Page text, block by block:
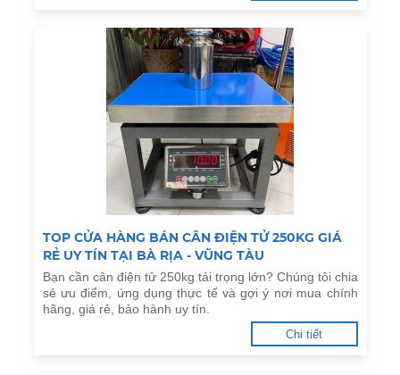
TOP CỬA HÀNG BÁN CÂN ĐIỆN TỬ 250KG GIÁ
RẺ UY TÍN TẠI BÀ RỊA - VŨNG TÀU
Bạn cần cân điện tử 250kg tải trọng lớn? Chúng tôi chia
sẻ ưu điểm, ứng dụng thực tế và gợi ý nơi mua chính
hãng, giá rẻ, bảo hành uy tín.
Chi tiết